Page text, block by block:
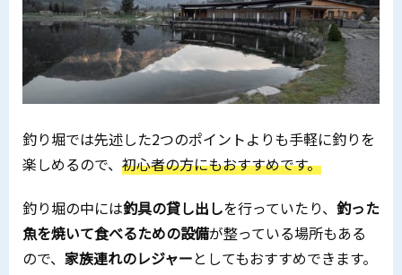
釣り堀では先述した2つのポイントよりも手軽に釣りを
楽しめるので、 初心者の方にもおすすめです。
釣り堀の中には釣具の貸し出しを行っていたり、 釣った
魚を焼いて食べるための設備が整っている場所もある
ので、 家族連れのレジャーとしてもおすすめできます。